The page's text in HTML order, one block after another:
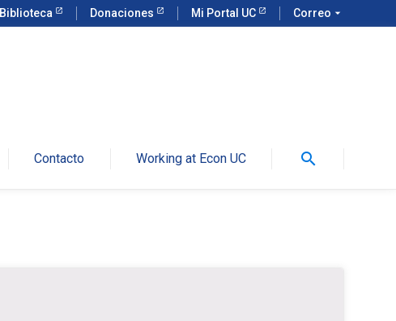
Biblioteca Donaciones Mi Portal UC Correo arrow_drop_down
Contacto Working at Econ UC search